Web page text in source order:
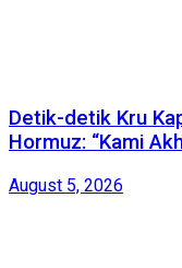
Detik-detik Kru
Hormuz: “Kami
August 5, 2026